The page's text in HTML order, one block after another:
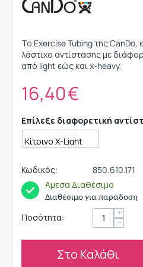
Το Exercise Tubing της CanDo,
λάστιχο αντίστασης με
από light εώς και x-heavy.
16,40€
Επίλεξε διαφορετική
Κωδικός:
850.610.171
Άμεσα Διαθέσιμο
Διαθέσιμο για παράδοση
Ποσότητα: +
−
Στο Καλάθι